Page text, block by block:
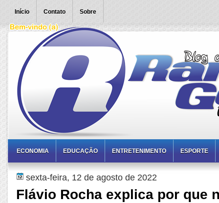
Início Contato Sobre
ECONOMIA EDUCAÇÃO ENTRETENIMENTO ESPORTE
sexta-feira, 12 de agosto de 2022
Flávio Rocha explica por que